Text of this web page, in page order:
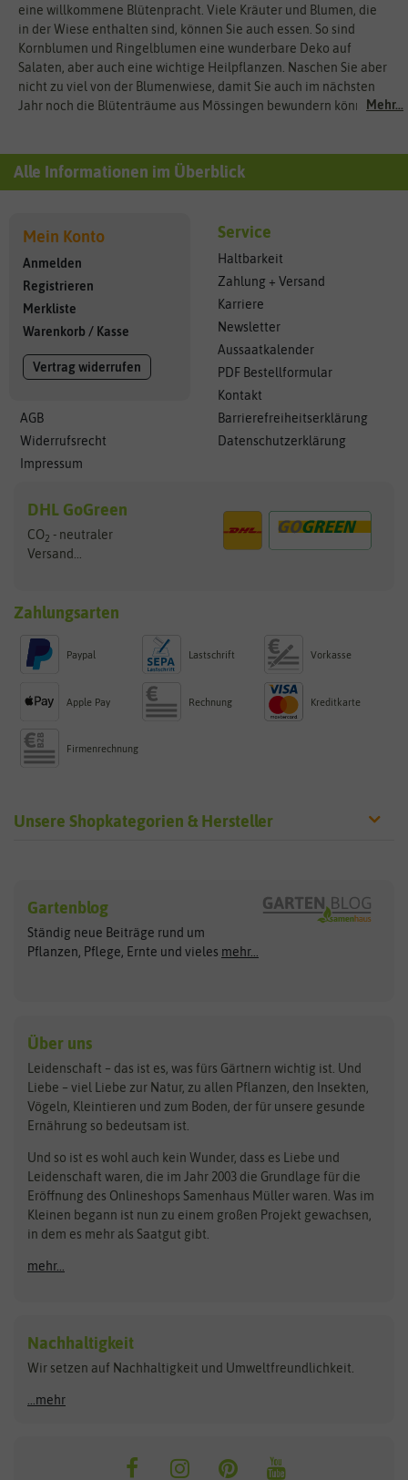
Mehr...
eine willkommene Blütenpracht. Viele Kräuter und Blumen, die
in der Wiese enthalten sind, können Sie auch essen. So sind
Kornblumen und Ringelblumen eine wunderbare Deko auf
Salaten, aber auch eine wichtige Heilpflanzen. Naschen Sie aber
nicht zu viel von der Blumenwiese, damit Sie auch im nächsten
Jahr noch die Blütenträume aus Mössingen bewundern können.
Alle Informationen im Überblick
Mein Konto
Anmelden
Registrieren
Merkliste
Warenkorb / Kasse
Vertrag widerrufen
AGB
Widerrufsrecht
Impressum
Service
Haltbarkeit
Zahlung + Versand
Karriere
Newsletter
Aussaatkalender
PDF Bestellformular
Kontakt
Barrierefreiheitserklärung
Datenschutzerklärung
DHL GoGreen
CO2 - neutraler
Versand...
Zahlungsarten
Paypal Lastschrift Vorkasse
Apple Pay Rechnung Kreditkarte
Firmenrechnung
Unsere Shopkategorien & Hersteller
Exotische Samen
Gemüsesamen
Gründünger
Kräutersamen
Obstsamen
Pilzbrut
Rasensamen
Steckzwiebeln
Zimmer & Kübelpflanzen
Kataloge
Schnäppchen
Anzucht & Gartenzubehör
Anzuchtschalen
Heizmatte & Heizkabel
Kokos-Quelltabletten
Zimmergewächshaus
Arche Noah
ASB Greenworld
Benary
Bingenheimer Saatgut
Bionana
BIOWOL
Blumicorn
Bûten Birds
Carl Pabst
Clever Pots
COMPO
Dürr-Samen
Feldsaaten Freudenberger
Fertil
Flora Elite
Florissa
Flortis
Franchi Sementi
Hortitops
JUB Holland
Gartenblog
Ständig neue Beiträge rund um
Pflanzen, Pflege, Ernte und vieles mehr...
Über uns
Leidenschaft – das ist es, was fürs Gärtnern wichtig ist. Und
Liebe – viel Liebe zur Natur, zu allen Pflanzen, den Insekten,
Vögeln, Kleintieren und zum Boden, der für unsere gesunde
Ernährung so bedeutsam ist.
Und so ist es wohl auch kein Wunder, dass es Liebe und
Leidenschaft waren, die im Jahr 2003 die Grundlage für die
Eröffnung des Onlineshops Samenhaus Müller waren. Was im
Kleinen begann ist nun zu einem großen Projekt gewachsen,
in dem es mehr als Saatgut gibt.
mehr...
Nachhaltigkeit
Wir setzen auf Nachhaltigkeit und Umweltfreundlichkeit.
...mehr